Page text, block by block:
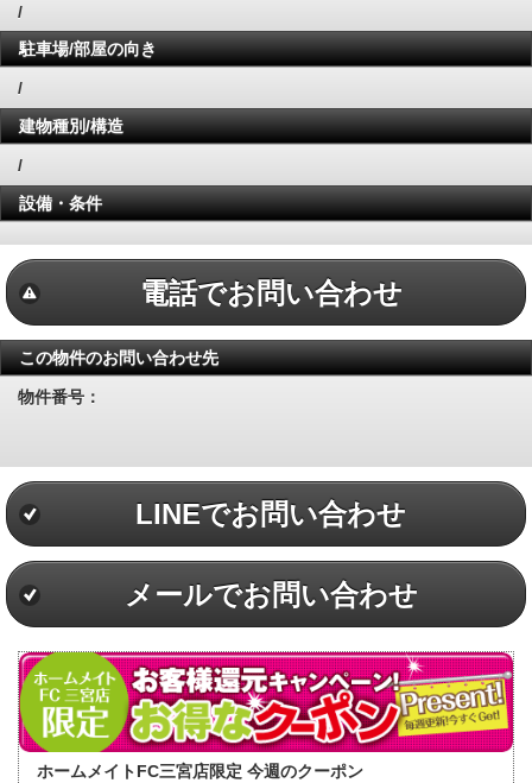
/
駐車場/部屋の向き
/
建物種別/構造
/
設備・条件
電話でお問い合わせ
この物件のお問い合わせ先
物件番号：
LINEでお問い合わせ
メールでお問い合わせ
ホームメイトFC三宮店限定 今週のクーポン